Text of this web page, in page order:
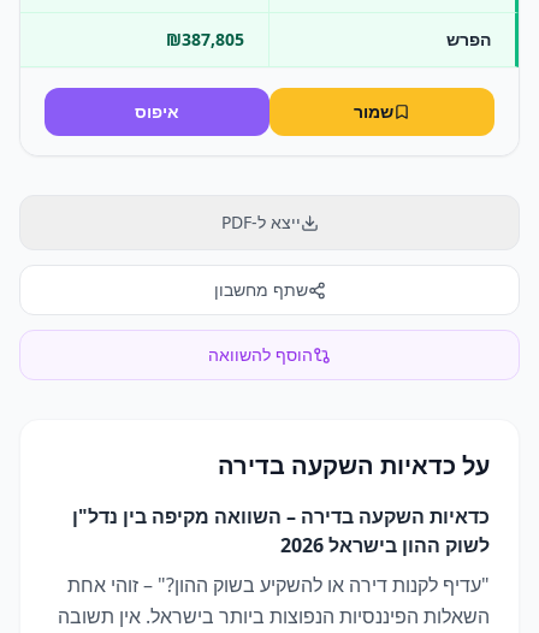
הפרש ₪387,805
שמור איפוס
ייצא ל-PDF
שתף מחשבון
הוסף להשוואה
על כדאיות השקעה בדירה
כדאיות השקעה בדירה – השוואה מקיפה בין נדל"ן
לשוק ההון בישראל 2026
"עדיף לקנות דירה או להשקיע בשוק ההון?" – זוהי אחת
השאלות הפיננסיות הנפוצות ביותר בישראל. אין תשובה